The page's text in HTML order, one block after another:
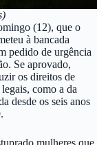
(12), que o
à bancada
pedido de urgência
Se aprovado,
os direitos de
como a da
desde os seis anos
mulheres que